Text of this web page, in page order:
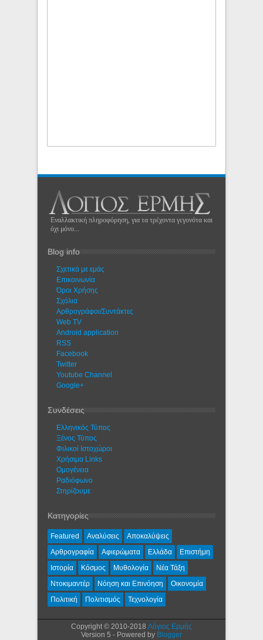
Εναλλακτική πληροφόρηση, για τα τρέχοντα γεγονότα και
όχι μόνο...
Blog info
Σχετικά με εμάς
Eπικοινωνία
Όροι Χρήσης
Σχόλια
Αρθρογράφοι/Συντάκτες
Web TV
Android application
RSS
Facebook
Twitter
Youtube Channel
Google+
Συνδέσεις
Ελληνικός Τύπος
Ξένος Τύπος
Φιλικοί Ιστοχώροι
Χρήσιμα Links
Ομογένεια
Ραδιόφωνο
Στηρίζουμε
Κατηγορίες
Featured Αναλύσεις
Αποκαλύψεις
Αρθρογραφία
Αφιερώματα Ελλάδα
Επιστήμη
Ιστορία
Κόσμος Μυθολογία
Νέα Τάξη
Ντοκιμαντέρ
Νόηση και Επινόηση
Οικονομία
Πολιτική
Πολιτισμός Τεχνολογία
Copyright © 2010-2018 Λόγιος Ερμής
Version 5 - Powered by Blogger